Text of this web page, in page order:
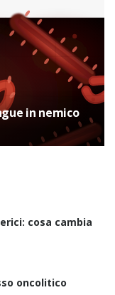
in nemico
cosa cambia
oncolitico